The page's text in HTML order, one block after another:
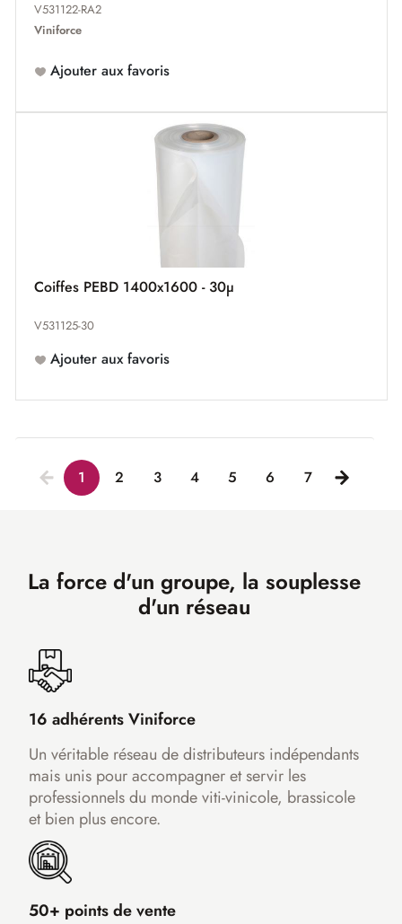
V531122-RA2
Viniforce
Ajouter aux favoris
Coiffes PEBD 1400x1600 - 30µ
V531125-30
Ajouter aux favoris
1 2 3 4 5 6 7
La force d'un groupe, la souplesse
d'un réseau
16 adhérents Viniforce
Un véritable réseau de distributeurs indépendants
mais unis pour accompagner et servir les
professionnels du monde viti-vinicole, brassicole
et bien plus encore.
50+ points de vente